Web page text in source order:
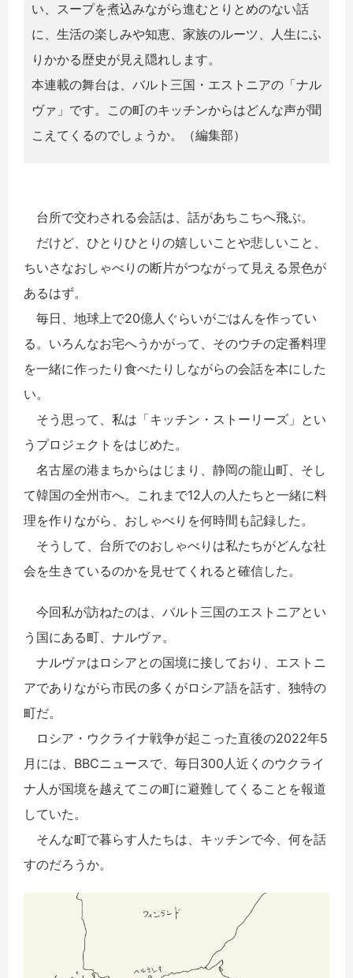
い、スープを煮込みながら進むとりとめのない話
に、生活の楽しみや知恵、家族のルーツ、人生にふ
りかかる歴史が見え隠れします。
本連載の舞台は、バルト三国・エストニアの「ナル
ヴァ」です。この町のキッチンからはどんな声が聞
こえてくるのでしょうか。（編集部）
台所で交わされる会話は、話があちこちへ飛ぶ。
だけど、ひとりひとりの嬉しいことや悲しいこと、
ちいさなおしゃべりの断片がつながって見える景色が
あるはず。
毎日、地球上で20億人ぐらいがごはんを作ってい
る。いろんなお宅へうかがって、そのウチの定番料理
を一緒に作ったり食べたりしながらの会話を本にした
い。
そう思って、私は「キッチン・ストーリーズ」とい
うプロジェクトをはじめた。
名古屋の港まちからはじまり、静岡の龍山町、そし
て韓国の全州市へ。これまで12人の人たちと一緒に料
理を作りながら、おしゃべりを何時間も記録した。
そうして、台所でのおしゃべりは私たちがどんな社
会を生きているのかを見せてくれると確信した。
今回私が訪ねたのは、バルト三国のエストニアとい
う国にある町、ナルヴァ。
ナルヴァはロシアとの国境に接しており、エストニ
アでありながら市民の多くがロシア語を話す、独特の
町だ。
ロシア・ウクライナ戦争が起こった直後の2022年5
月には、BBCニュースで、毎日300人近くのウクライ
ナ人が国境を越えてこの町に避難してくることを報道
していた。
そんな町で暮らす人たちは、キッチンで今、何を話
すのだろうか。